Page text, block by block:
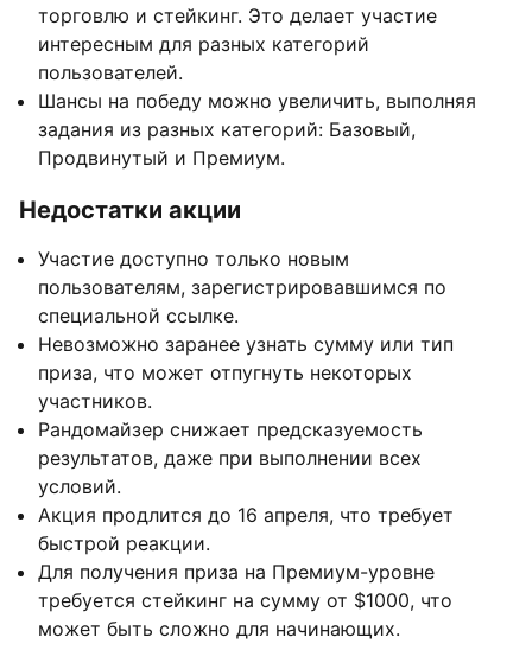
торговлю и стейкинг. Это делает участие
интересным для разных категорий
пользователей.
Шансы на победу можно увеличить, выполняя
задания из разных категорий: Базовый,
Продвинутый и Премиум.
Недостатки акции
Участие доступно только новым
пользователям, зарегистрировавшимся по
специальной ссылке.
Невозможно заранее узнать сумму или тип
приза, что может отпугнуть некоторых
участников.
Рандомайзер снижает предсказуемость
результатов, даже при выполнении всех
условий.
Акция продлится до 16 апреля, что требует
быстрой реакции.
Для получения приза на Премиум-уровне
требуется стейкинг на сумму от $1000, что
может быть сложно для начинающих.